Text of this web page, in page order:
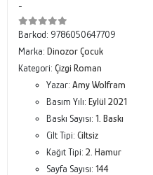
-
Barkod: 9786050647709
Marka: Dinozor Çocuk
Kategori: Çizgi Roman
Yazar: Amy Wolfram
Basım Yılı: Eylül 2021
Baskı Sayısı: 1. Baskı
Cilt Tipi: Ciltsiz
Kağıt Tipi: 2. Hamur
Sayfa Sayısı: 144